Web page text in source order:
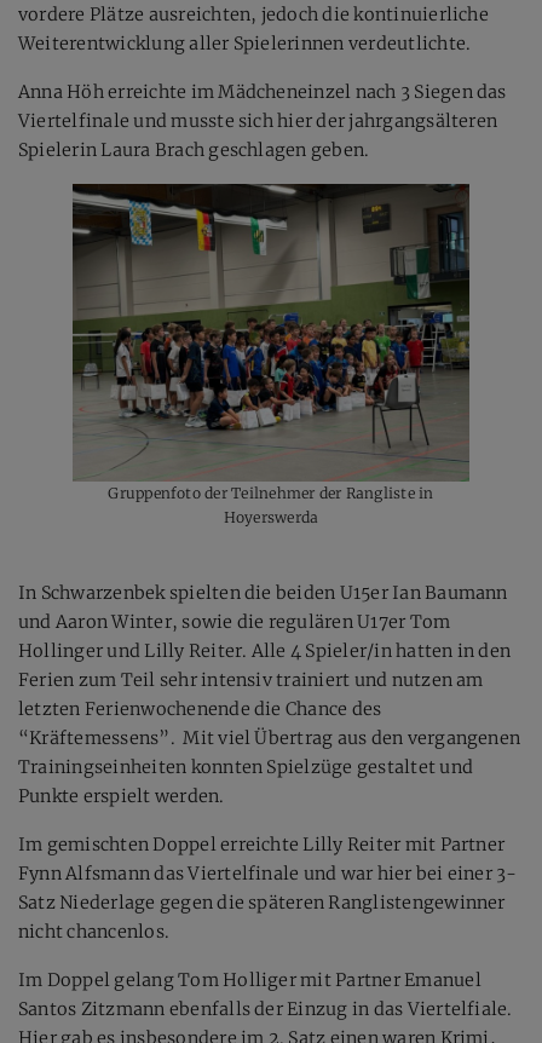
vordere Plätze ausreichten, jedoch die kontinuierliche
Weiterentwicklung aller Spielerinnen verdeutlichte.
Anna Höh erreichte im Mädcheneinzel nach 3 Siegen das
Viertelfinale und musste sich hier der jahrgangsälteren
Spielerin Laura Brach geschlagen geben.
Gruppenfoto der Teilnehmer der Rangliste in
Hoyerswerda
In Schwarzenbek spielten die beiden U15er Ian Baumann
und Aaron Winter, sowie die regulären U17er Tom
Hollinger und Lilly Reiter. Alle 4 Spieler/in hatten in den
Ferien zum Teil sehr intensiv trainiert und nutzen am
letzten Ferienwochenende die Chance des
“Kräftemessens”. Mit viel Übertrag aus den vergangenen
Trainingseinheiten konnten Spielzüge gestaltet und
Punkte erspielt werden.
Im gemischten Doppel erreichte Lilly Reiter mit Partner
Fynn Alfsmann das Viertelfinale und war hier bei einer 3-
Satz Niederlage gegen die späteren Ranglistengewinner
nicht chancenlos.
Im Doppel gelang Tom Holliger mit Partner Emanuel
Santos Zitzmann ebenfalls der Einzug in das Viertelfiale.
Hier gab es insbesondere im 2. Satz einen waren Krimi,